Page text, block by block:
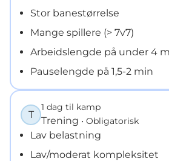
Stor banestørrelse
Mange spillere (> 7v7)
Arbeidslengde på under 4
Pauselengde på 1,5-2 min
T
1 dag til kamp
Trening • Obligatorisk
Lav belastning
Lav/moderat kompleksitet